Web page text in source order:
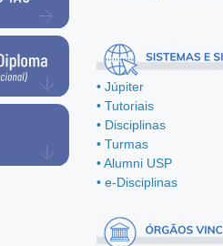
• Júpiter
• Tutoriais
• Disciplinas
• Turmas
• Alumni USP
• e-Disciplinas